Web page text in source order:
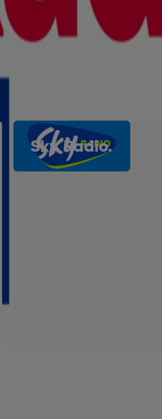
Sky Radio.